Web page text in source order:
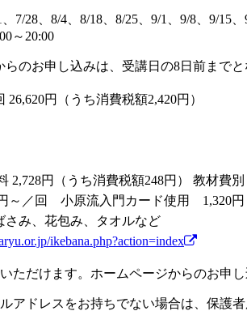
7/28、8/4、8/18、8/25、9/1、9/8、9/15、
～20:00
らのお申し込みは、受講日の8日前までと
26,620円（うち消費税額2,420円）
2,728円（うち消費税額248円） 教材費
～／回 小原流入門カード使用 1,320円
さみ、花包み、タオルなど
ikebana.php?action=index
ただけます。ホームページからのお申
アドレスをお持ちでない場合は、保護